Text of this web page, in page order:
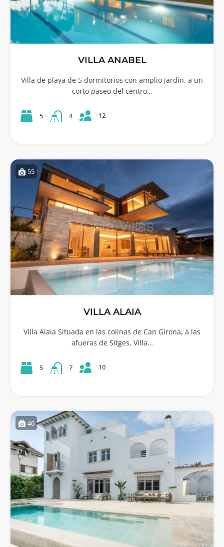
VILLA ANABEL
Villa de playa de 5 dormitorios con amplio jardín, a un
corto paseo del centro…
5 4 12
55
VILLA ALAIA
Villa Alaia Situada en las colinas de Can Girona, a las
afueras de Sitges, Villa…
5 7 10
46